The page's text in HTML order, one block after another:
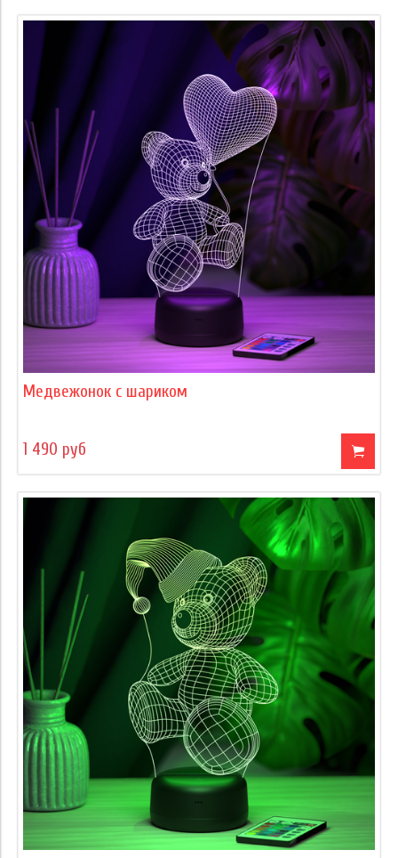
Медвежонок с шариком
1 490 руб